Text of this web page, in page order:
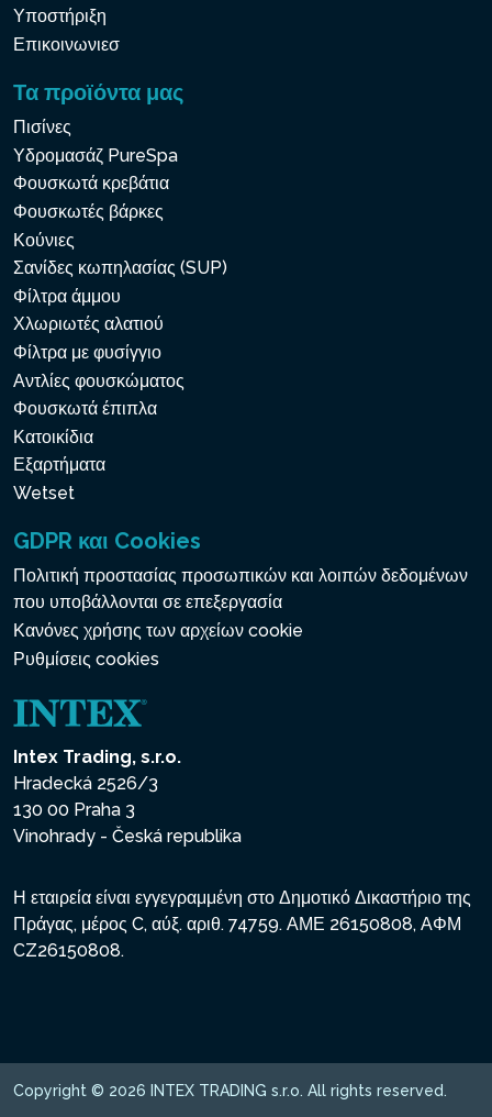
Υποστήριξη
Επικοινωνιεσ
Τα προϊόντα μας
Πισίνες
Υδρομασάζ PureSpa
Φουσκωτά κρεβάτια
Φουσκωτές βάρκες
Κούνιες
Σανίδες κωπηλασίας (SUP)
Φίλτρα άμμου
Χλωριωτές αλατιού
Φίλτρα με φυσίγγιο
Αντλίες φουσκώματος
Φουσκωτά έπιπλα
Κατοικίδια
Εξαρτήματα
Wetset
GDPR και Cookies
Πολιτική προστασίας προσωπικών και λοιπών δεδομένων
που υποβάλλονται σε επεξεργασία
Κανόνες χρήσης των αρχείων cookie
Ρυθμίσεις cookies
Intex Trading, s.r.o.
Hradecká 2526/3
130 00 Praha 3
Vinohrady - Česká republika
Η εταιρεία είναι εγγεγραμμένη στο Δημοτικό Δικαστήριο της
Πράγας, μέρος C, αύξ. αριθ. 74759. ΑΜΕ 26150808, ΑΦΜ
CZ26150808.
Copyright © 2026 INTEX TRADING s.r.o. All rights reserved.